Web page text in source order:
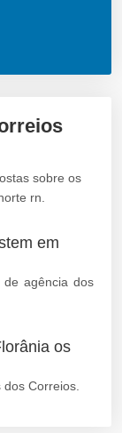
sobre os
rn.
em
agência dos
os
Correios.